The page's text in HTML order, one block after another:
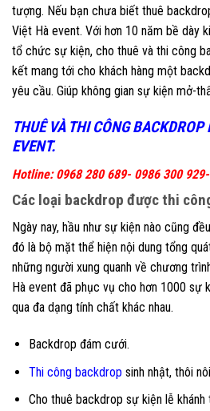
tượng. Nếu bạn chưa biết thuê
Việt Hà event. Với hơn 10 năm bề dày
tổ chức sự kiện, cho thuê và thi công
kết mang tới cho khách hàng một
yêu cầu. Giúp không gian sự kiện mở-
THUÊ VÀ THI CÔNG
EVENT.
Hotline: 0968 280 689- 0986 300
Các loại backdrop được thi
Ngày nay, hầu như sự kiện nào cũng
đó là bộ mặt thể hiện nội dung tổng
những người xung quanh về chương
Hà event đã phục vụ cho hơn 1000 sự
qua đa dạng tính chất khác nhau.
Backdrop đám cưới.
Thi công backdrop sinh nhật, thôi
Cho thuê backdrop sự kiện lễ khánh